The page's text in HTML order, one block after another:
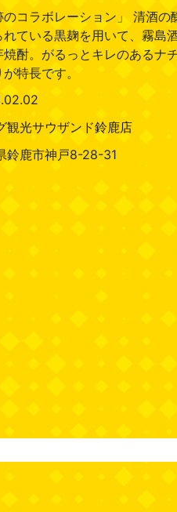
のコラボレーション」 清酒
ている黒麹を用いて、霧島
酎。がるっとキレのあるナ
特長です。
観光サウザンド鈴鹿店
鈴鹿市神戸8-28-31